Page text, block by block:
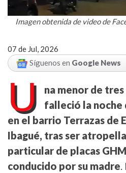
Imagen obtenida de video de
07 de Jul, 2026
Síguenos en Google News
U
na menor de
falleció la noche
en el barrio Terrazas de
Ibagué, tras ser
particular de placas
conducido por su madre.